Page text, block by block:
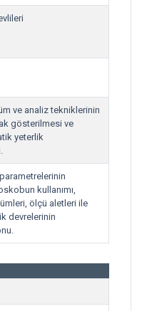
ve analiz tekniklerinin
gösterilmesi ve
yeterlik
kullanımı,
ölçü aletleri ile
devrelerinin